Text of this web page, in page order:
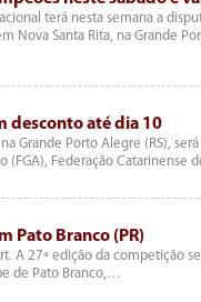
terá nesta semana a
Nova Santa Rita, na Grande
desconto até dia 10
Grande Porto Alegre (RS),
Federação
Pato Branco (PR)
A 27ª edição da
de Pato Branco,…